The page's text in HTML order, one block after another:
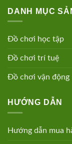
DANH MỤC
Đồ chơi học tập
Đồ chơi trí tuệ
Đồ chơi vận động
HƯỚNG DẪN
Hướng dẫn mua